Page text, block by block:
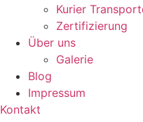
Kurier
Zertifizierung
Über uns
Galerie
Blog
Impressum
Kontakt